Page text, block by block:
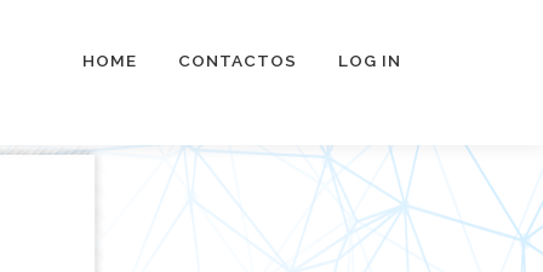
HOME CONTACTOS LOG IN